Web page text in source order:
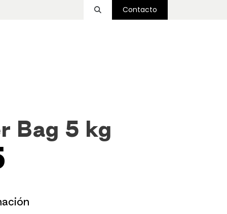
Contacto
Bag 5 kg